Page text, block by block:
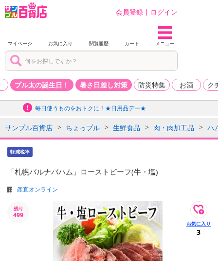
会員登録 ログイン
マイページ お気に入り 閲覧履歴 カート メニュー
プル太の誕生日！ 暑さ日差し対策 防災特集 お酒 ク
毎日使うものをおトクに！★日用品デー★
サンプル百貨店 ちょっプル 生鮮食品 肉・肉加工品 ハ
軽減税率
「札幌バルナバハム」ローストビーフ(牛・塩)
産直オンライン
残り
499
3